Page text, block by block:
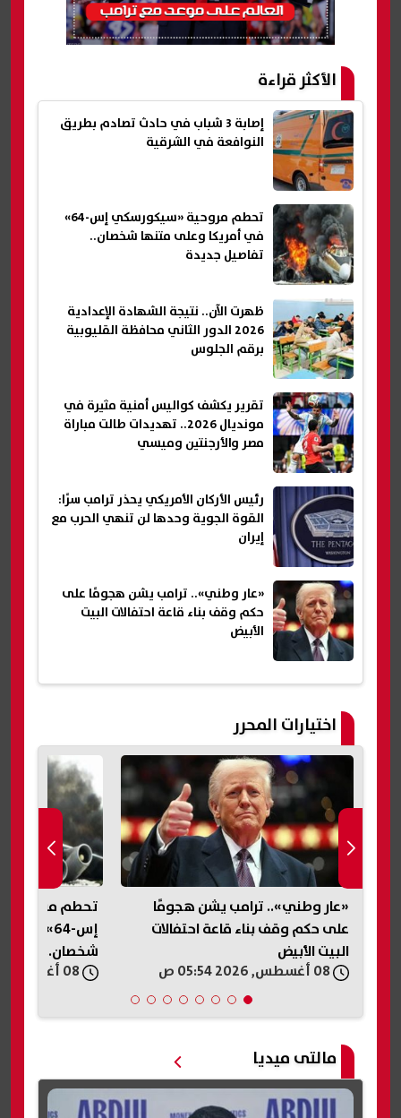
الأكثر قراءة
إصابة 3 شباب في حادث تصادم بطريق
النوافعة في الشرقية
تحطم مروحية «سيكورسكي إس-64»
في أمريكا وعلى متنها شخصان..
تفاصيل جديدة
ظهرت الآن.. نتيجة الشهادة الإعدادية
2026 الدور الثاني محافظة القليوبية
برقم الجلوس
تقرير يكشف كواليس أمنية مثيرة في
مونديال 2026.. تهديدات طالت مباراة
مصر والأرجنتين وميسي
رئيس الأركان الأمريكي يحذر ترامب سرًا:
القوة الجوية وحدها لن تنهي الحرب مع
إيران
«عار وطني».. ترامب يشن هجومًا على
حكم وقف بناء قاعة احتفالات البيت
الأبيض
اختيارات المحرر
«عار وطني».. ترامب يشن هجومًا
على حكم وقف بناء قاعة احتفالات
البيت الأبيض
تحطم مروحية
إس-64»
شخصان..
مالتى ميديا